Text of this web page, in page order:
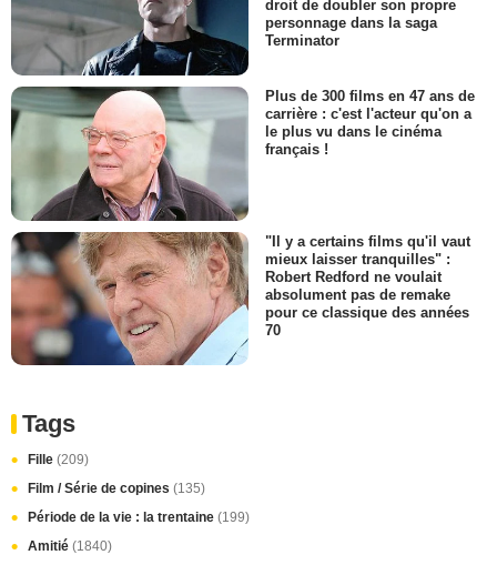
droit de doubler son propre
personnage dans la saga
Terminator
Plus de 300 films en 47 ans de
carrière : c'est l'acteur qu'on a
le plus vu dans le cinéma
français !
"Il y a certains films qu'il vaut
mieux laisser tranquilles" :
Robert Redford ne voulait
absolument pas de remake
pour ce classique des années
70
Tags
Fille (209)
Film / Série de copines (135)
Période de la vie : la trentaine (199)
Amitié (1840)